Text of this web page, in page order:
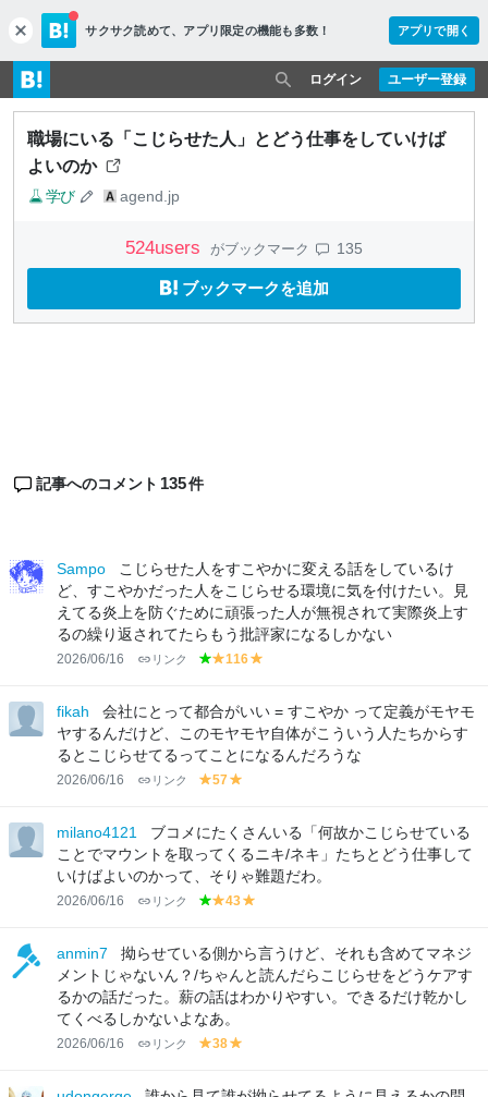
c
l
o
s
e
サクサク読めて、 アプリ限定の機能も多数！ アプリで開く
ユーザー登録
ログイン
職場にいる「こじらせた人」とどう仕事をしていけば
よいのか
学び agend.jp
524users がブックマーク 135
ブックマークを追加
記事へのコメント 135件
Sampo
こじらせた人をすこやかに変える話をしているけ
ど、すこやかだった人をこじらせる環境に気を付けたい。見
えてる炎上を防ぐために頑張った人が無視されて実際炎上す
るの繰り返されてたらもう批評家になるしかない
2026/06/16 リンク
g
e
e
n
y
lo
w
116
lo
w
fikah
会社にとって都合がいい = すこやか って定義がモヤモ
ヤするんだけど、このモヤモヤ自体がこういう人たちからす
るとこじらせてるってことになるんだろうな
2026/06/16 リンク
y
lo
57
lo
w
milano4121
ブコメにたくさんいる「何故かこじらせている
ことでマウントを取ってくるニキ/ネキ」たちとどう仕事して
いけばよいのかって、そりゃ難題だわ。
2026/06/16 リンク
g
e
e
n
y
lo
w
43
lo
w
anmin7
拗らせている側から言うけど、それも含めてマネジ
メントじゃないん？/ちゃんと読んだらこじらせをどうケアす
るかの話だった。薪の話はわかりやすい。できるだけ乾かし
てくべるしかないよなあ。
2026/06/16 リンク
y
lo
38
lo